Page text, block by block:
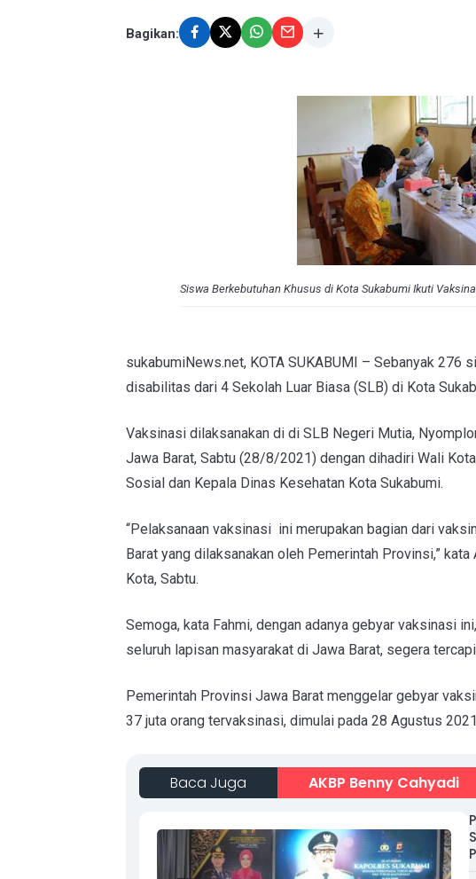
Bagikan:
Siswa Berkebutuhan Khusus di Kota Sukabumi Ikuti
sukabumiNews.net, KOTA SUKABUMI – Sebanyak 276
disabilitas dari 4 Sekolah Luar Biasa (SLB) di Kota
Vaksinasi dilaksanakan di di SLB Negeri Mutia,
Jawa Barat, Sabtu (28/8/2021) dengan dihadiri Wali
Sosial dan Kepala Dinas Kesehatan Kota Sukabumi.
“Pelaksanaan vaksinasi ini merupakan bagian dari
Barat yang dilaksanakan oleh Pemerintah Provinsi,” kata
Kota, Sabtu.
Semoga, kata Fahmi, dengan adanya gebyar vaksinasi
seluruh lapisan masyarakat di Jawa Barat, segera
Pemerintah Provinsi Jawa Barat menggelar gebyar
37 juta orang tervaksinasi, dimulai pada 28 Agustus
Baca Juga AKBP Benny Cahyadi